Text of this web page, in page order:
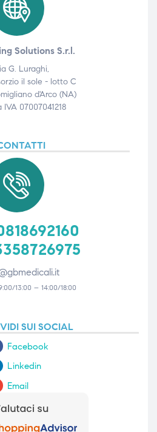
Solutions S.r.l.
G. Luraghi,
il sole - lotto C
d'Arco (NA)
IVA 07007041218
13:00 – 14:00/18:00
SUI SOCIAL
Facebook
Linkedin
Email